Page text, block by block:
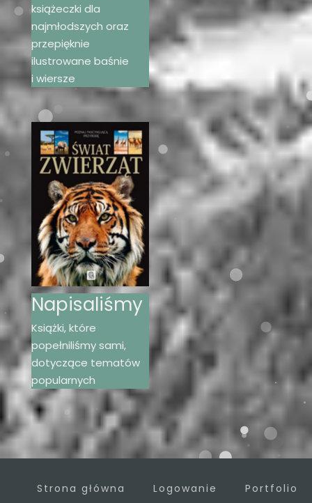
książeczki dla
najmłodszych oraz
przepięknie
ilustrowane baśnie
i wiersze
Napisaliśmy
Książki, które
popełniliśmy sami,
dotyczące tematów
popularnych
Strona główna Logowanie Portfolio